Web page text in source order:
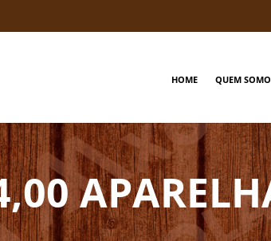
HOME QUEM